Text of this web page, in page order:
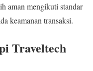
aman mengikuti standar
keamanan transaksi.
Traveltech